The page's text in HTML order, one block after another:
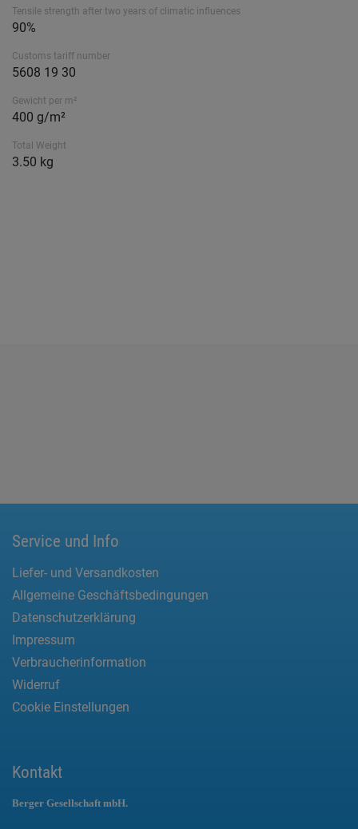
Tensile strength after two years of climatic influences
90%
Customs tariff number
5608 19 30
Gewicht per m²
400 g/m²
Total Weight
3.50 kg
Service und Info
Liefer- und Versandkosten
Allgemeine Geschäftsbedingungen
Datenschutzerklärung
Impressum
Verbraucherinformation
Widerruf
Cookie Einstellungen
Kontakt
Berger Gesellschaft mbH.